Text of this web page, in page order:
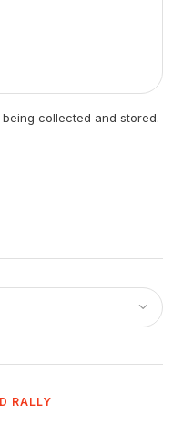
collected and stored.
RALLY